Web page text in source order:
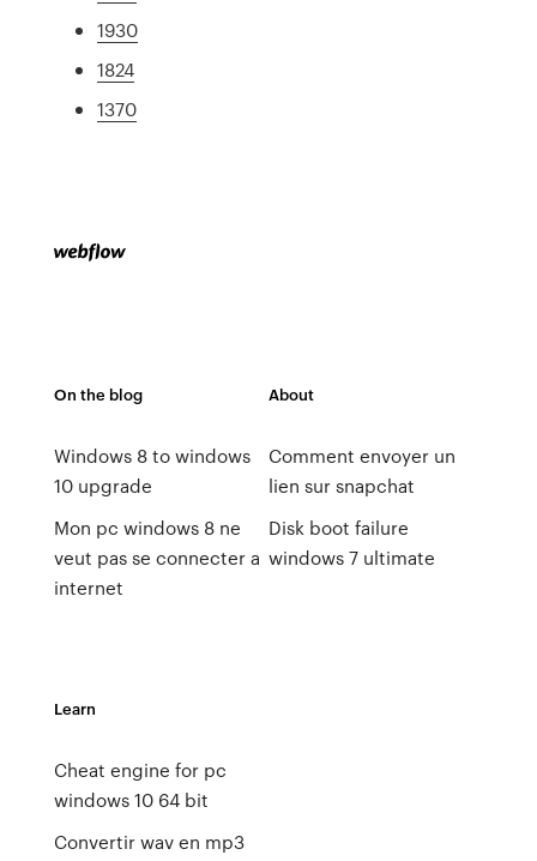
1930
1824
1370
On the blog
Windows 8 to windows
10 upgrade
Mon pc windows 8 ne
veut pas se connecter a
internet
About
Comment envoyer un
lien sur snapchat
Disk boot failure
windows 7 ultimate
Learn
Cheat engine for pc
windows 10 64 bit
Convertir wav en mp3